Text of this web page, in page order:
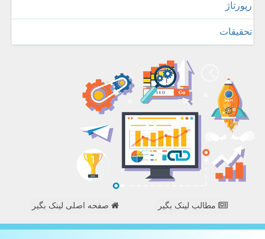
رپورتاژ
تحقیقات
مطالب لینک بگیر صفحه اصلی لینک بگیر